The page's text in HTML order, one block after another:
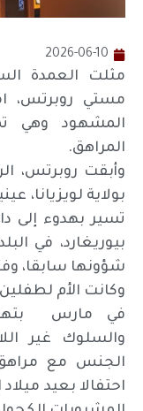
2026-06-10
مثلت العمدة
مستي روبرتس،
المشهود وهي
المراهق.
وأبقت روبرتس،
بولاية لويزيانا،
تسير بهدوء إلى
بيوريغارد، في
شؤونها سابقا،
في مارس
والسلوك غير
الجنس مع